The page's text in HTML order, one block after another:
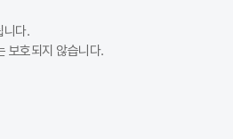
니다.
보호되지 않습니다.